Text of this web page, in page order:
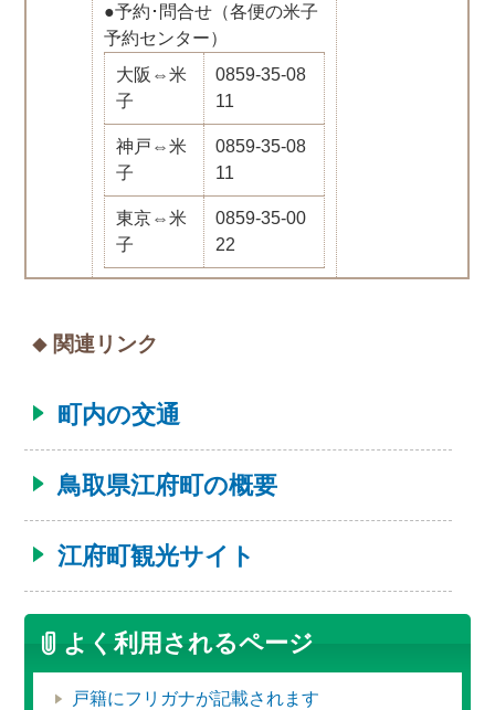
●予約･問合せ（各便の米子
予約センター）
大阪⇔米
子
0859-35-08
11
神戸⇔米
子
0859-35-08
11
東京⇔米
子
0859-35-00
22
関連リンク
町内の交通
鳥取県江府町の概要
江府町観光サイト
よく利用されるページ
戸籍にフリガナが記載されます